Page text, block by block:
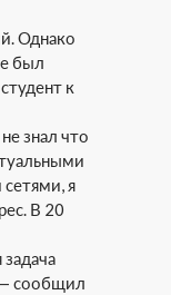
Однако
был
к
знал что
я
В 20
сообщил